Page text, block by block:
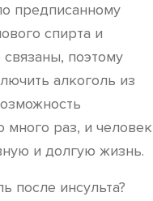
предписанному
спирта и
связаны, поэтому
алкоголь из
раз, и человек
и долгую жизнь.
после инсульта?